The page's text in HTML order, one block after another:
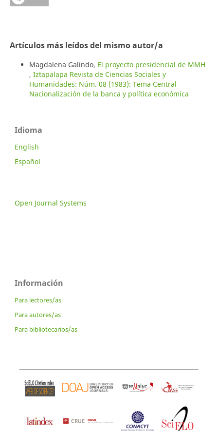
Artículos más leídos del mismo autor/a
Magdalena Galindo, El proyecto presidencial de MMH
, Iztapalapa Revista de Ciencias Sociales y
Humanidades: Núm. 08 (1983): Tema Central
Nacionalización de la banca y política económica
Idioma
English
Español
Open Journal Systems
Información
Para lectores/as
Para autores/as
Para bibliotecarios/as